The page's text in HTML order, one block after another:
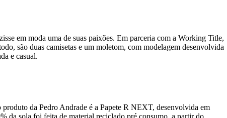
em moda uma de suas paixões. Em parceria com a Working Title,
são duas camisetas e um moletom, com modelagem desenvolvida
e casual.
da Pedro Andrade é a Papete R NEXT, desenvolvida em